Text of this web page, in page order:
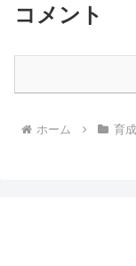
コメント
ホーム 育